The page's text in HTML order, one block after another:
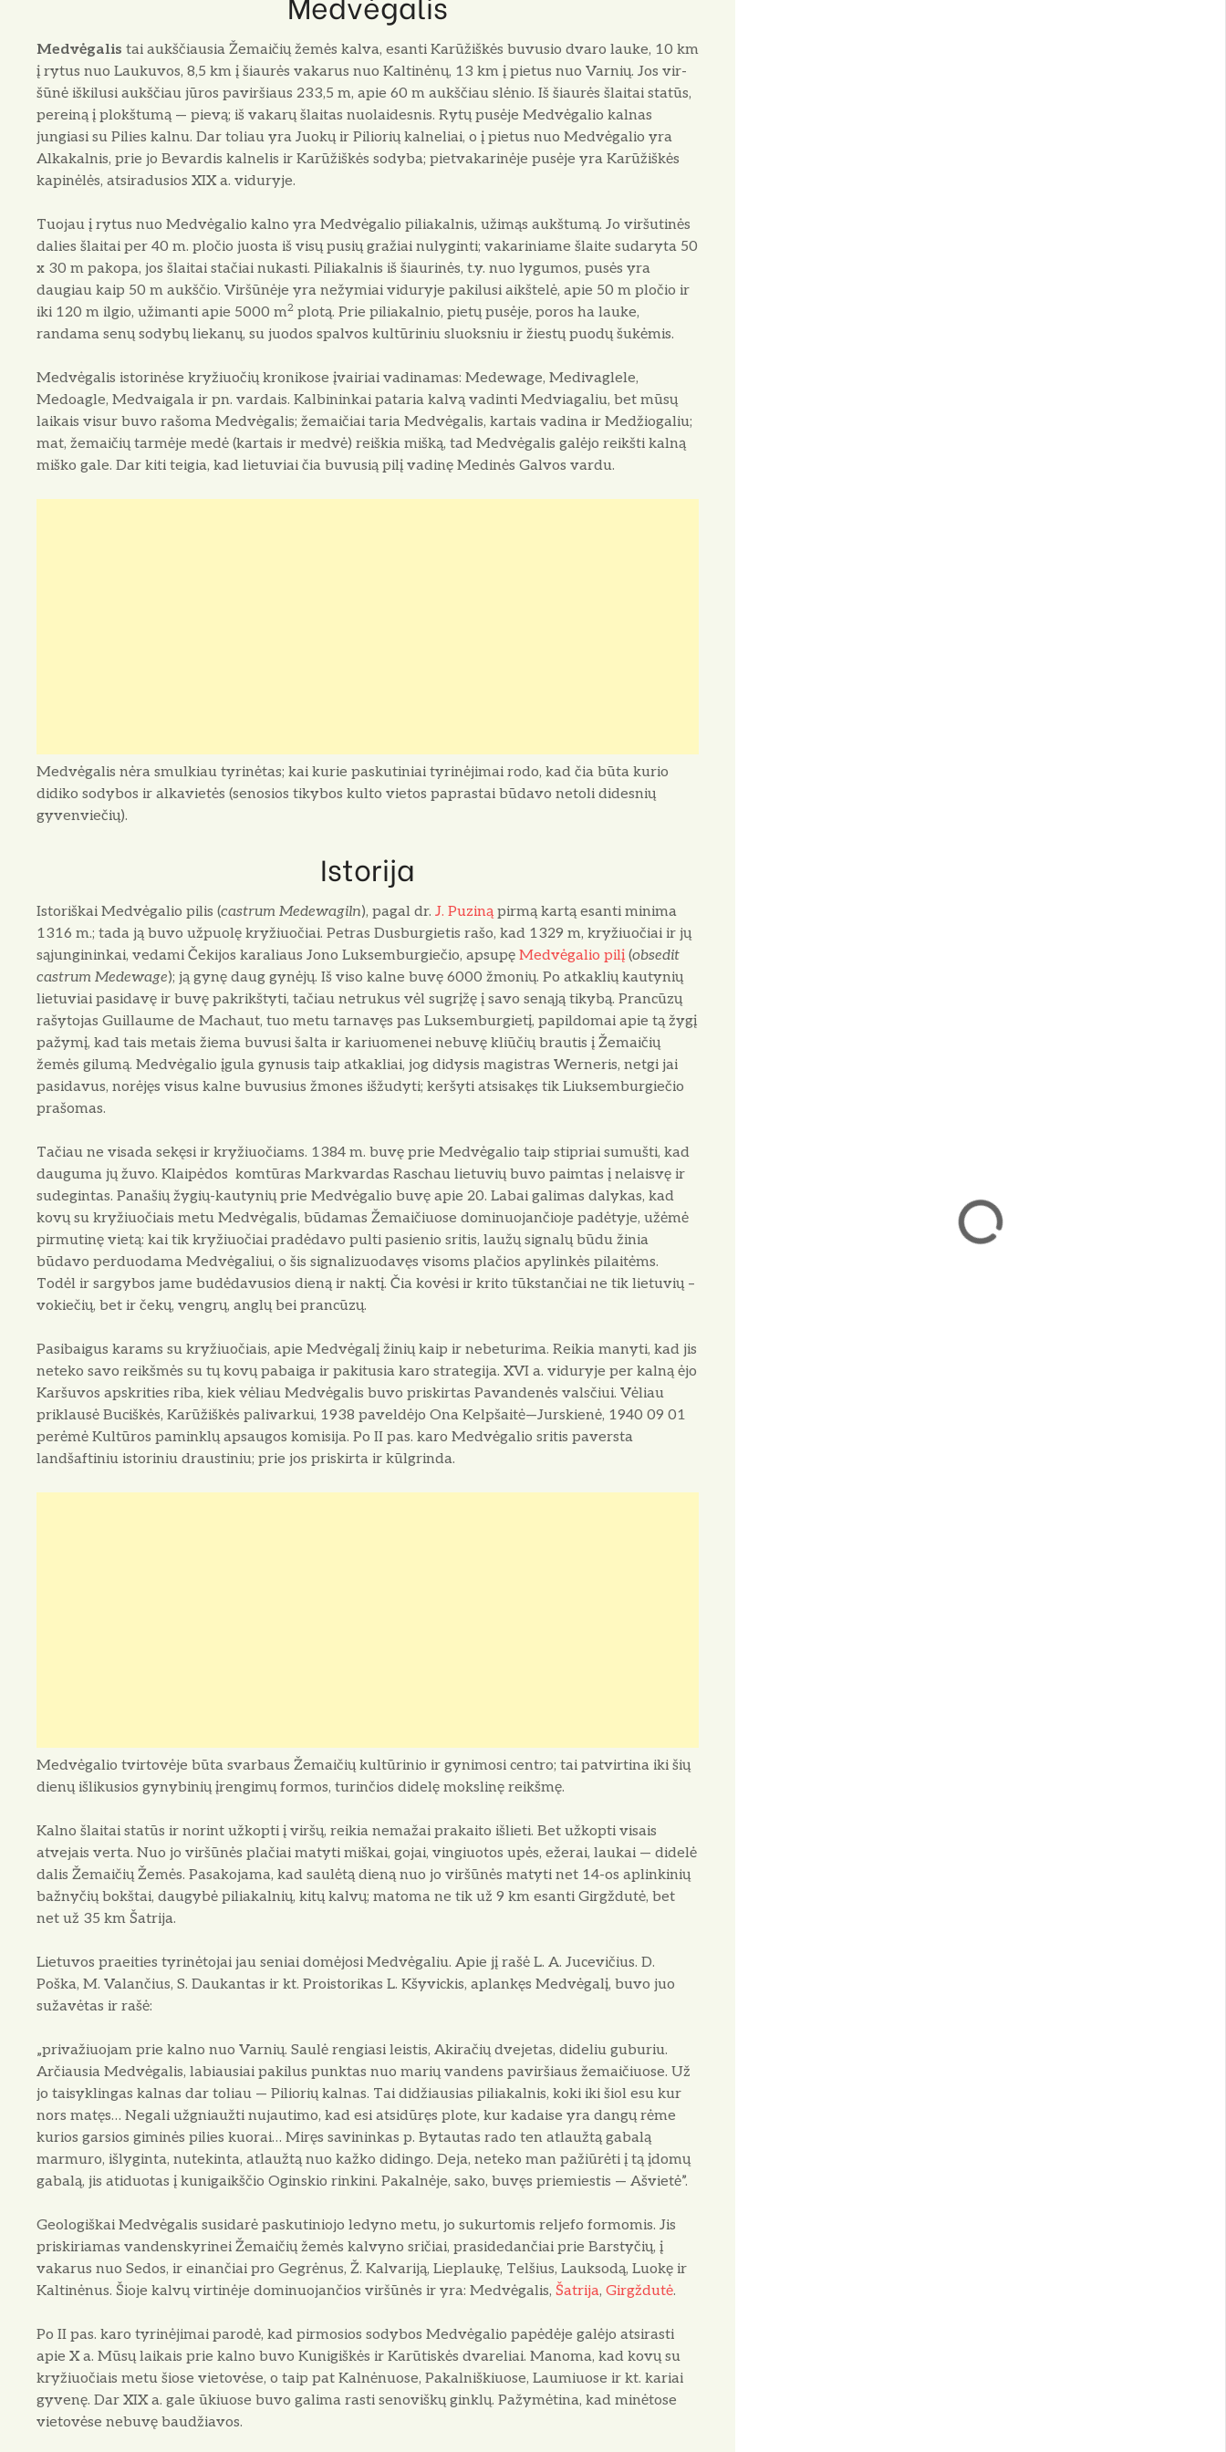
Medvėgalis tai aukščiausia Žemaičių žemės kalva, esan­ti Karūžiškės buvusio dvaro lauke, 10 km
į rytus nuo Laukuvos, 8,5 km į šiaurės vakarus nuo Kaltinėnų, 13 km į pietus nuo Varnių. Jos vir­
šūnė iškilusi aukščiau jūros paviršiaus 233,5 m, apie 60 m aukščiau slėnio. Iš šiaurės šlaitai statūs,
pereiną į plokštumą — pievą; iš vakarų šlaitas nuolaidesnis. Rytų pusėje Med­vėgalio kalnas
jungiasi su Pilies kalnu. Dar toliau yra Juokų ir Piliorių kalneliai, o į pie­tus nuo Medvėgalio yra
Alkakalnis, prie jo Bevardis kalnelis ir Karūžiškės sodyba; piet­vakarinėje pusėje yra Karūžiškės
kapinėlės, atsiradusios XIX a. viduryje.
Tuojau į rytus nuo Medvėgalio kalno yra Medvėgalio piliakalnis, užimąs aukštumą. Jo viršutinės
dalies šlaitai per 40 m. pločio juos­ta iš visų pusių gražiai nulyginti; vakarinia­me šlaite sudaryta 50
x 30 m pakopa, jos šlai­tai stačiai nukasti. Piliakalnis iš šiaurinės, t.y. nuo lygumos, pusės yra
daugiau kaip 50 m aukščio. Viršūnėje yra nežymiai viduryje pa­kilusi aikštelė, apie 50 m pločio ir
iki 120 m ilgio, užimanti apie 5000 m2 plotą. Prie pilia­kalnio, pietų pusėje, poros ha lauke,
randama senų sodybų liekanų, su juodos spalvos kultū­riniu sluoksniu ir žiestų puodų šukėmis.
Medvėgalis istorinėse kryžiuočių kronikose įvairiai vadinamas: Medewage, Medivaglele,
Medoagle, Medvaigala ir pn. vardais. Kalbi­ninkai pataria kalvą vadinti Medviagaliu, bet mūsų
laikais visur buvo rašoma Medvėgalis; žemaičiai taria Medvėgalis, kartais vadina ir Medžiogaliu;
mat, žemaičių tarmėje medė (kartais ir medvė) reiškia mišką, tad Medvė­galis galėjo reikšti kalną
miško gale. Dar ki­ti teigia, kad lietuviai čia buvusią pilį vadinę Medinės Galvos vardu.
Medvėgalis nėra smulkiau tyrinėtas; kai kurie paskutiniai tyrinėjimai rodo, kad čia būta kurio
didiko sodybos ir alkavietės (se­nosios tikybos kulto vietos paprastai būdavo netoli didesnių
gyvenviečių).
Istorija
Istoriškai Medvėgalio pilis (castrum Medewagiln), pagal dr. J. Puziną pirmą kartą esanti minima
1316 m.; tada ją buvo užpuolę kryžiuočiai. Petras Dusburgietis rašo, kad 1329 m, kryžiuočiai ir jų
sąjungininkai, vedami Čekijos karaliaus Jono Luksemburgiečio, apsupęMedvėgalio pilį(obsedit
castrum Medewage); ją gynę daug gynė­jų. Iš viso kalne buvę 6000 žmonių. Po atkaklių kautynių
lietuviai pasidavę ir buvę pakrikštyti, tačiau netrukus vėl sugrįžę į savo senąją tikybą. Prancūzų
rašytojas Guillaume de Machaut, tuo metu tarnavęs pas Luksemburgietį, papildomai apie tą žygį
pažymį, kad tais metais žiema buvusi šalta ir kariuomenei nebuvę kliūčių brautis į Žemaičių
žemės gilumą. Medvėgalio įgula gynusis taip atkakliai, jog didysis magistras Werneris, netgi jai
pasidavus, norėjęs visus kalne buvusius žmones išžudyti; keršyti atsisakęs tik Liuksemburgiečio
prašomas.
Tačiau ne visada sekęsi ir kryžiuočiams. 1384 m. buvę prie Medvėgalio taip stipriai sumušti, kad
dauguma jų žuvo. Klaipėdos komtūras Markvardas Raschau lietuvių buvo paimtas į nelaisvę ir
sudegintas. Panašių žygių-kautynių prie Medvėgalio buvę apie 20. Labai galimas dalykas, kad
kovų su kryžiuo­čiais metu Medvėgalis, būdamas Žemaičiuose dominuojančioje padėtyje, užėmė
pirmutinę vietą: kai tik kryžiuočiai pradėdavo pulti pa­sienio sritis, laužų signalų būdu žinia
būdavo perduodama Medvėgaliui, o šis signalizuoda­vęs visoms plačios apylinkės pilaitėms.
Todėl ir sargybos jame budėdavusios dieną ir nak­tį. Čia kovėsi ir krito tūkstančiai ne tik lietu­vių –
vokiečių, bet ir čekų, vengrų, anglų bei prancūzų.
Pasibaigus karams su kryžiuočiais, apie Medvėgalį žinių kaip ir nebeturima. Reikia manyti, kad jis
neteko savo reikšmės su tų kovų pabaiga ir pakitusia karo strategija. XVI a. viduryje per kalną ėjo
Karšuvos apskrities riba, kiek vėliau Medvėgalis buvo priskirtas Pavan­denės valsčiui. Vėliau
priklausė Buciškės, Karūžiškės palivarkui, 1938 paveldėjo Ona Kelp­šaitė—Jurskienė, 1940 09 01
perėmė Kultūros paminklų apsaugos komisija. Po II pas. karo Medvėgalio sritis paversta
landšaftiniu istori­niu draustiniu; prie jos priskirta ir kūlgrinda.
Medvėgalio tvirtovėje būta svarbaus Žemai­čių kultūrinio ir gynimosi centro; tai patvir­tina iki šių
dienų išlikusios gynybinių įrengi­mų formos, turinčios didelę mokslinę reikšmę.
Kalno šlaitai statūs ir norint užkopti į vir­šų, reikia nemažai prakaito išlieti. Bet užkopti visais
atvejais verta. Nuo jo viršūnės plačiai matyti miškai, gojai, vingiuotos upės, ežerai, laukai — didelė
dalis Žemaičių Žemės. Pasa­kojama, kad saulėtą dieną nuo jo viršūnės ma­tyti net 14-os aplinkinių
bažnyčių bokštai, daugybė piliakalnių, kitų kalvų; matoma ne tik už 9 km esanti Girgždutė, bet
net už 35 km Šatrija.
Lietuvos praeities tyrinėtojai jau seniai do­mėjosi Medvėgaliu. Apie jį rašė L. A. Jucevi­čius. D.
Poška, M. Valančius, S. Daukantas ir kt. Proistorikas L. Kšyvickis, aplankęs Med­vėgalį, buvo juo
sužavėtas ir rašė:
„privažiuojam prie kalno nuo Varnių. Saulė rengiasi leistis, Akiračių dvejetas, di­deliu guburiu.
Arčiausia Medvėgalis, labiau­siai pakilus punktas nuo marių vandens pa­viršiaus žemaičiuose. Už
jo taisyklingas kal­nas dar toliau — Piliorių kalnas. Tai di­džiausias piliakalnis, koki iki šiol esu kur
nors matęs… Negali užgniaužti nujautimo, kad esi atsidūręs plote, kur kadaise yra dangų rėme
kurios garsios giminės pilies kuorai… Miręs savininkas p. Bytautas ra­do ten atlaužtą gabalą
marmuro, išlyginta, nutekinta, atlaužtą nuo kažko didingo. De­ja, neteko man pažiūrėti į tą įdomų
gabalą, jis atiduotas į kunigaikščio Oginskio rinki­ni. Pakalnėje, sako, buvęs priemiestis — Ašvietė”.
Geologiškai Medvėgalis susidarė paskutinio­jo ledyno metu, jo sukurtomis reljefo formo­mis. Jis
priskiriamas vandenskyrinei Žemai­čių žemės kalvyno sričiai, prasidedančiai prie Barstyčių, į
vakarus nuo Sedos, ir einančiai pro Gegrėnus, Ž. Kalvariją, Lieplaukę, Tel­šius, Lauksodą, Luokę ir
Kaltinėnus. Šioje kalvų virtinėje dominuojančios viršūnės ir yra: Medvėgalis,Šatrija,Girgždutė.
Po II pas. karo tyrinėjimai parodė, kad pirmosios sodybos Medvėgalio papėdėje galėjo atsirasti
apie X a. Mūsų laikais prie kalno bu­vo Kunigiškės ir Karūtiskės dvareliai. Mano­ma, kad kovų su
kryžiuočiais metu šiose vie­tovėse, o taip pat Kalnėnuose, Pakalniškiuose, Laumiuose ir kt. kariai
gyvenę. Dar XIX a. gale ūkiuose buvo galima rasti senoviškų gink­lų. Pažymėtina, kad minėtose
vietovėse nebu­vę baudžiavos.